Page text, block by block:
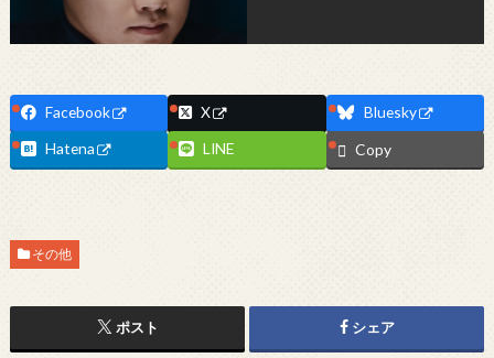
Facebook X
Bluesky
Hatena
LINE Copy
その他
ポスト シェア